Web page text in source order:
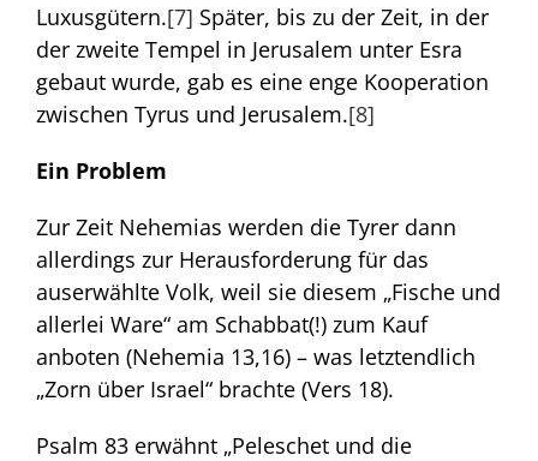
Luxusgütern.[7] Später, bis zu der Zeit, in der
der zweite Tempel in Jerusalem unter Esra
gebaut wurde, gab es eine enge Kooperation
zwischen Tyrus und Jerusalem.[8]
Ein Problem
Zur Zeit Nehemias werden die Tyrer dann
allerdings zur Herausforderung für das
auserwählte Volk, weil sie diesem „Fische und
allerlei Ware“ am Schabbat(!) zum Kauf
anboten (Nehemia 13,16) – was letztendlich
„Zorn über Israel“ brachte (Vers 18).
Psalm 83 erwähnt „Peleschet und die